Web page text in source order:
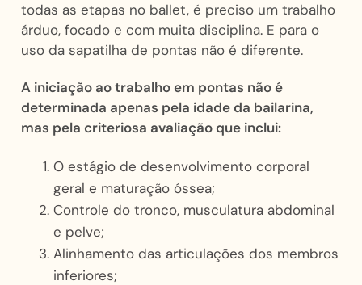
todas as etapas no ballet, é preciso um trabalho
árduo, focado e com muita disciplina. E para o
uso da sapatilha de pontas não é diferente.
A iniciação ao trabalho em pontas não é
determinada apenas pela idade da bailarina,
mas pela criteriosa avaliação que inclui:
O estágio de desenvolvimento corporal
geral e maturação óssea;
Controle do tronco, musculatura abdominal
e pelve;
Alinhamento das articulações dos membros
inferiores;